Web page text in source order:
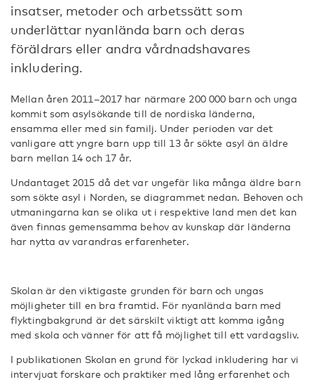
insatser, metoder och arbetssätt som
underlättar nyanlända barn och deras
föräldrars eller andra vårdnadshavares
inkludering.
Mellan åren 2011–2017 har närmare 200 000 barn och unga
kommit som asylsökande till de nordiska länderna,
ensamma eller med sin familj. Under perioden var det
vanligare att yngre barn upp till 13 år sökte asyl än äldre
barn mellan 14 och 17 år.
Undantaget 2015 då det var ungefär lika många äldre barn
som sökte asyl i Norden, se diagrammet nedan. Behoven och
utmaningarna kan se olika ut i respektive land men det kan
även finnas gemensamma behov av kunskap där länderna
har nytta av varandras erfarenheter.
Skolan är den viktigaste grunden för barn och ungas
möjligheter till en bra framtid. För nyanlända barn med
flyktingbakgrund är det särskilt viktigt att komma igång
med skola och vänner för att få möjlighet till ett vardagsliv.
I publikationen Skolan en grund för lyckad inkludering har vi
intervjuat forskare och praktiker med lång erfarenhet och